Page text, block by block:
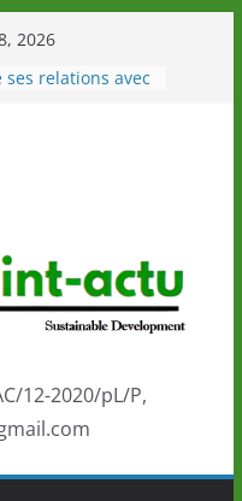
2026
ses relations avec
d’Ivoire
un nouveau tirage
au Togo sur
au-delà des
ses athlètes
de la politique
de
12-2020/pL/P,